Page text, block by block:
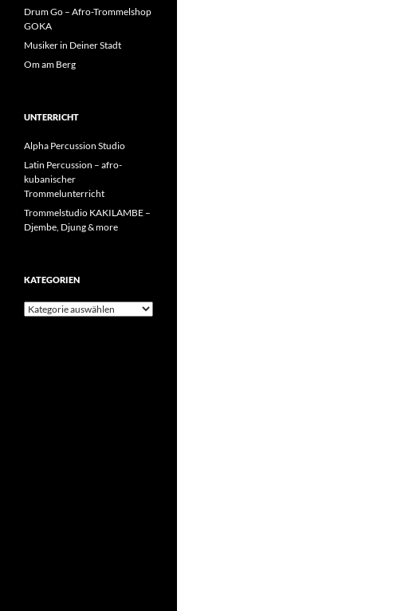
Drum Go – Afro-Trommelshop
GOKA
Musiker in Deiner Stadt
Om am Berg
UNTERRICHT
Alpha Percussion Studio
Latin Percussion – afro-
kubanischer
Trommelunterricht
Trommelstudio KAKILAMBE –
Djembe, Djung & more
KATEGORIEN
Kategorien